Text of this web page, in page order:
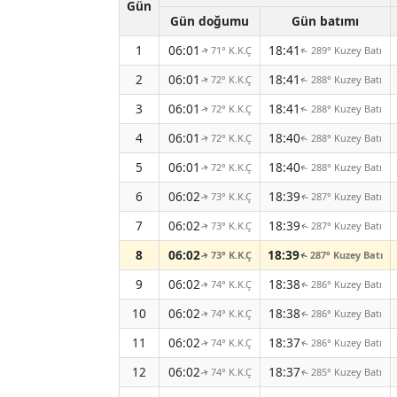
Gün
Gün doğumu
Gün batımı
1
06:01 ↑ 71° K.K.Ç 18:41 ↑ 289° Kuzey Batı
2 06:01 ↑ 72° K.K.Ç 18:41 ↑ 288° Kuzey Batı
3 06:01 ↑ 72° K.K.Ç 18:41 ↑ 288° Kuzey Batı
4 06:01 ↑ 72° K.K.Ç 18:40↑ 288° Kuzey Batı
5 06:01 ↑ 72° K.K.Ç 18:40↑ 288° Kuzey Batı
6 06:02↑ 73° K.K.Ç 18:39↑ 287° Kuzey Batı
7 06:02↑ 73° K.K.Ç 18:39↑ 287° Kuzey Batı
8 06:02↑ 73° K.K.Ç 18:39↑287° Kuzey Batı
9 06:02↑ 74° K.K.Ç 18:38↑ 286° Kuzey Batı
10 06:02↑ 74° K.K.Ç 18:38↑ 286° Kuzey Batı
11 06:02↑ 74° K.K.Ç 18:37↑ 286° Kuzey Batı
12 06:02↑ 74° K.K.Ç 18:37↑ 285° Kuzey Batı